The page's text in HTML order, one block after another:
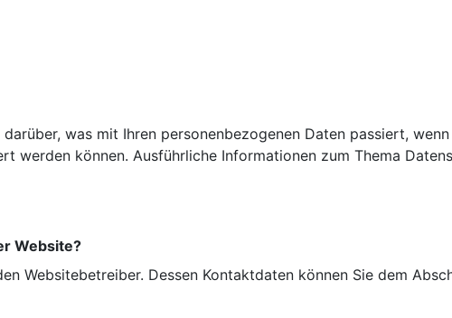
was mit Ihren personenbezogenen Daten passiert,
werden können. Ausführliche Informationen zum Thema
Website?
Websitebetreiber. Dessen Kontaktdaten können Sie dem